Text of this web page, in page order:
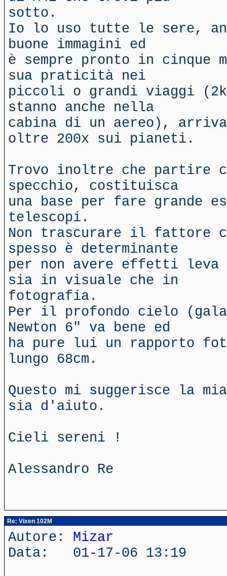
sotto.
Io lo uso tutte le sere,
buone immagini ed
è sempre pronto in
sua praticità nei
piccoli o grandi viaggi
stanno anche nella
cabina di un aereo),
oltre 200x sui pianeti.
Trovo inoltre che partire
specchio, costituisca
una base per fare grande
telescopi.
Non trascurare il fattore
spesso è determinante
per non avere effetti leva
sia in visuale che in
fotografia.
Per il profondo cielo
Newton 6" va bene ed
ha pure lui un rapporto
lungo 68cm.
Questo mi suggerisce la
sia d'aiuto.
Cieli sereni !
Alessandro Re
Re: Vixen 102M
Autore: Mizar
Data: 01-17-06 13:19